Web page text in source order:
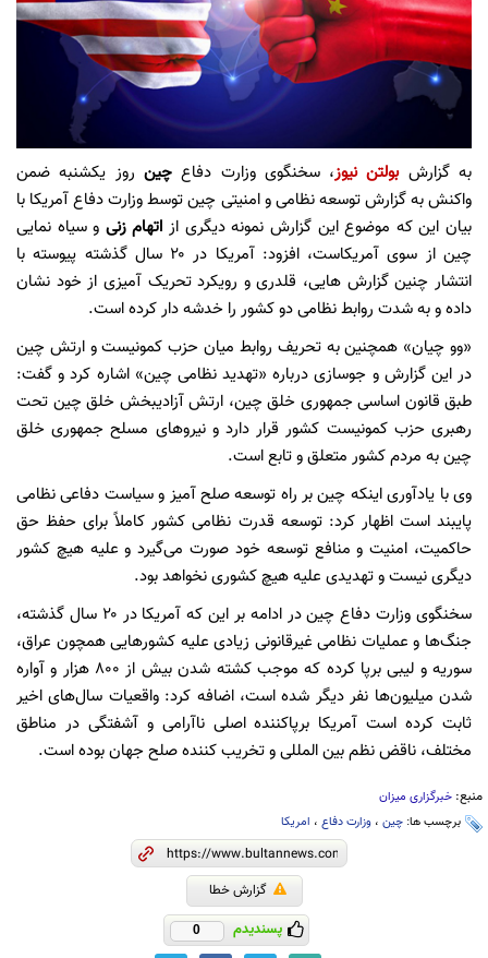
به گزارشبولتن نیوز، سخنگوی وزارت دفاعچین روز یکشنبه ضمن
واکنش به گزارش توسعه نظامی و امنیتی چین توسط وزارت دفاع آمریکا با
بیان این که موضوع این گزارش نمونه دیگری ازاتهام زنی و سیاه نمایی
چین از سوی آمریکاست، افزود: آمریکا در ۲۰ سال گذشته پیوسته با
انتشار چنین گزارش هایی، قلدری و رویکرد تحریک آمیزی از خود نشان
داده و به شدت روابط نظامی دو کشور را خدشه دار کرده است.
«وو چیان» همچنین به تحریف روابط میان حزب کمونیست و ارتش چین
در این گزارش و جوسازی درباره «تهدید نظامی چین» اشاره کرد و گفت:
طبق قانون اساسی جمهوری خلق چین، ارتش آزادیبخش خلق چین تحت
رهبری حزب کمونیست کشور قرار دارد و نیرو‌های مسلح جمهوری خلق
چین به مردم کشور متعلق و تابع است.
وی با یادآوری اینکه چین بر راه توسعه صلح آمیز و سیاست دفاعی نظامی
پایبند است اظهار کرد: توسعه قدرت نظامی کشور کاملاً برای حفظ حق
حاکمیت، امنیت و منافع توسعه خود صورت می‌گیرد و علیه هیچ کشور
دیگری نیست و تهدیدی علیه هیچ کشوری نخواهد بود.
سخنگوی وزارت دفاع چین در ادامه بر این که آمریکا در ۲۰ سال گذشته،
جنگ‌ها و عملیات نظامی غیرقانونی زیادی علیه کشور‌هایی همچون عراق،
سوریه و لیبی برپا کرده که موجب کشته شدن بیش از ۸۰۰ هزار و آواره
شدن میلیون‌ها نفر دیگر شده است، اضافه کرد: واقعیات سال‌های اخیر
ثابت کرده است آمریکا برپاکننده اصلی ناآرامی و آشفتگی در مناطق
مختلف، ناقض نظم بین المللی و تخریب کننده صلح جهان بوده است.
منبع: خبرگزاری میزان
برچسب ها: چین ، وزارت دفاع ، امریکا
گزارش خطا
پسندیدم 0